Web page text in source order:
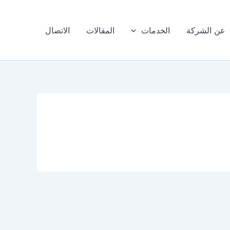
عن الشركة الخدمات المقالات الاتصال